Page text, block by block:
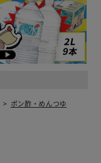
ポン酢・めんつゆ